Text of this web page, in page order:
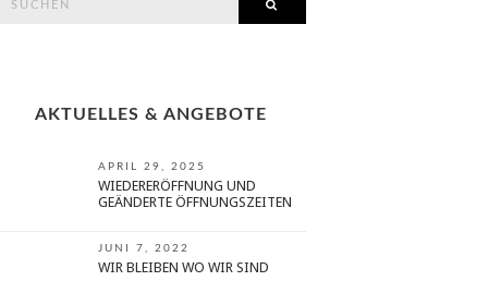
AKTUELLES & ANGEBOTE
APRIL 29, 2025
WIEDERERÖFFNUNG UND
GEÄNDERTE ÖFFNUNGSZEITEN
JUNI 7, 2022
WIR BLEIBEN WO WIR SIND